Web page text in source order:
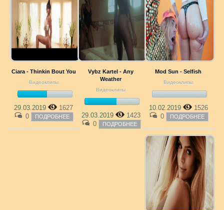
Ciara - Thinkin Bout You
Видеоклипы
29.03.2019
1627
0
ПОДРОБНЕЕ
Vybz Kartel - Any
Weather
Видеоклипы
29.03.2019
1423
0
ПОДРОБНЕЕ
Mod Sun - Selfish
Видеоклипы
10.02.2019
1526
0
ПОДРОБНЕЕ